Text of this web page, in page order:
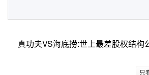
真功夫VS海底捞:世上最差股权结构
只